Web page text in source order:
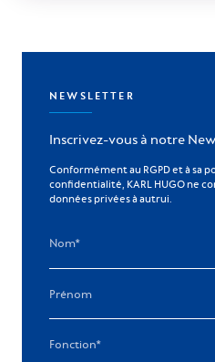
NEWSLETTER
Inscrivez-vous à notre
Conformément au RGPD et à sa
confidentialité, KARL HUGO ne
données privées à autrui.